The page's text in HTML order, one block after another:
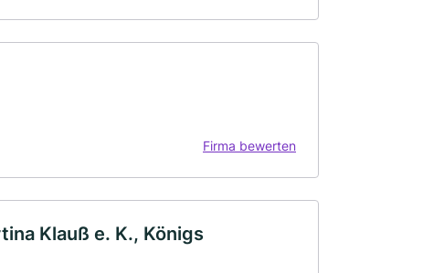
Firma bewerten
Klauß e. K., Königs